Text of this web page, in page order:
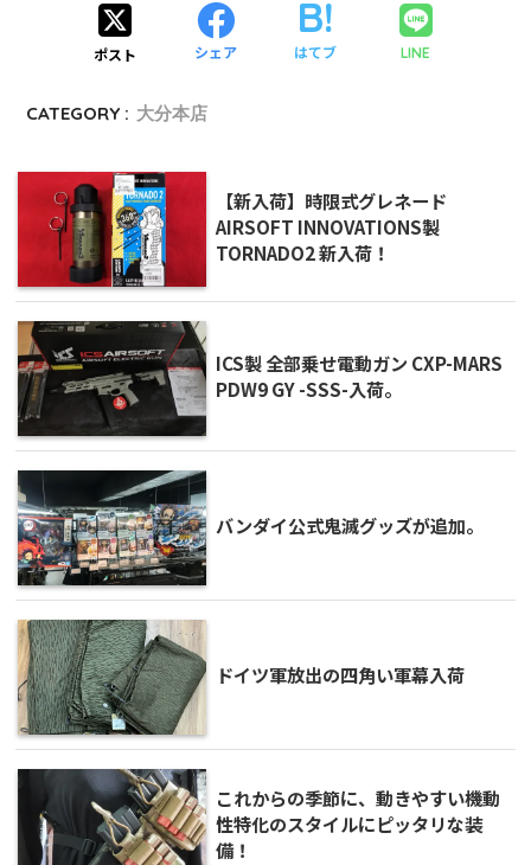
ポスト シェア はてブ LINE
CATEGORY : 大分本店
【新入荷】時限式グレネード
AIRSOFT INNOVATIONS製
TORNADO2 新入荷！
ICS製 全部乗せ電動ガン CXP-MARS
PDW9 GY -SSS-入荷。
バンダイ公式鬼滅グッズが追加。
ドイツ軍放出の四角い軍幕入荷
これからの季節に、動きやすい機動
性特化のスタイルにピッタリな装
備！